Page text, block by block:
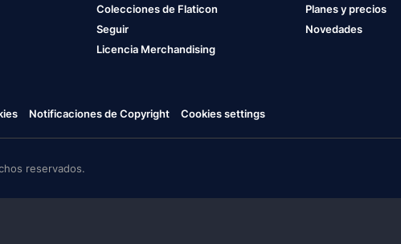
Colecciones de Flaticon
Seguir
Licencia Merchandising
Planes y precios
Novedades
Notificaciones de Copyright Cookies settings
reservados.